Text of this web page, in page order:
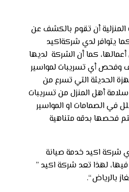
أن تقوم بالكشف عن
يتوافر لدي شركةاكيد
كما أن الشركة لديها
أي تسريبات لمواسير
الحديثة التي تسرع من
أهل المنزل من تسريبات
في الصمامات او المواسير
فحصها بدقه متناهية
شركة اكيد خدمة صيانة
لهذا تعد شركة اكيد ”
بالرياض “.